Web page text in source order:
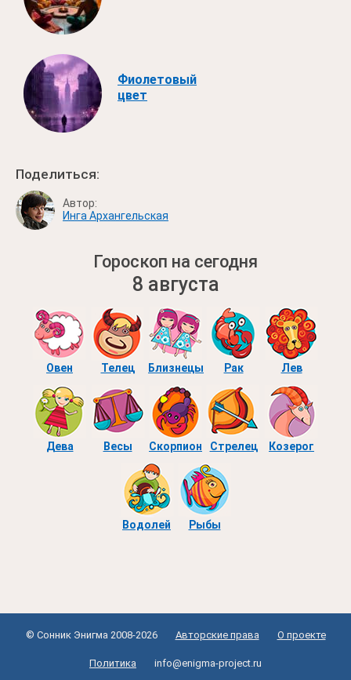
Фиолетовый
цвет
Поделиться:
Автор:
Инга Архангельская
Гороскоп на сегодня
8 августа
Овен Телец Близнецы Рак Лев
Дева Весы Скорпион Стрелец Козерог
Водолей Рыбы
© Сонник Энигма 2008-2026 Авторские права О проекте
Политика info@enigma-project.ru